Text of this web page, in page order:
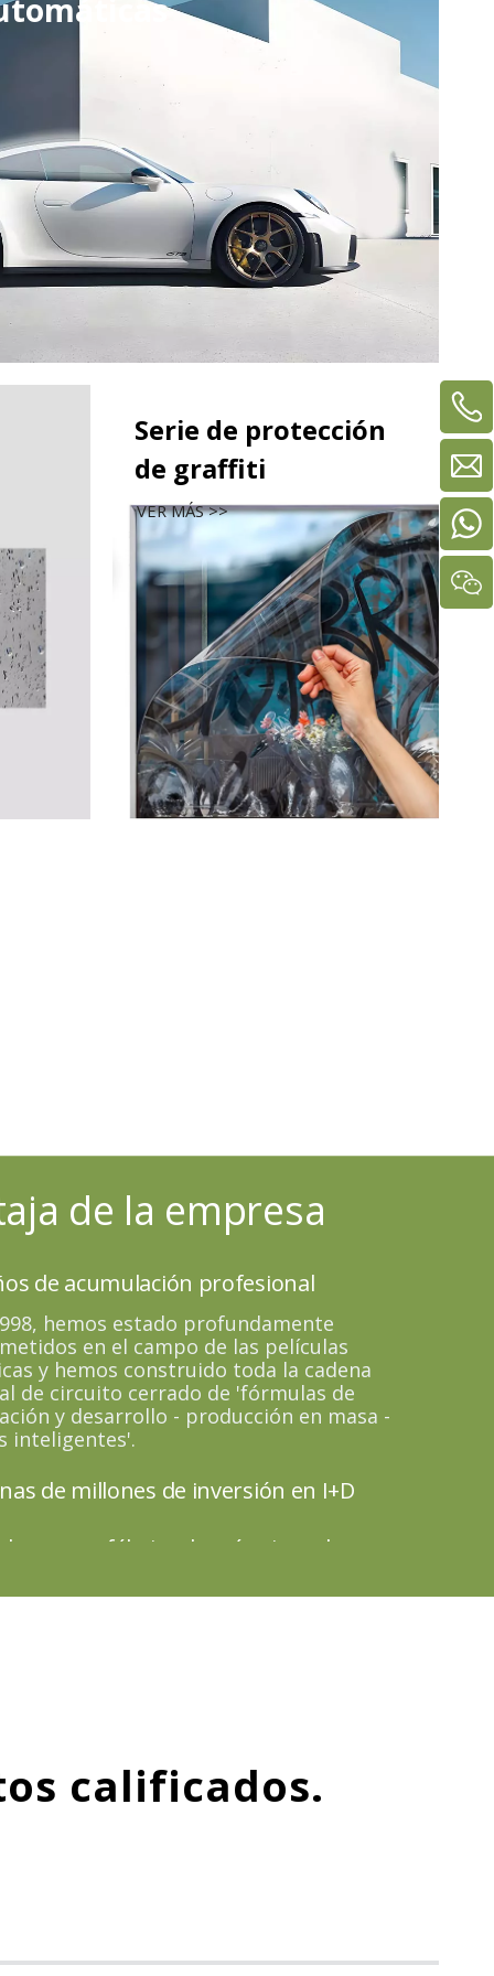
Serie de protección
de graffiti
VER MÁS >>
de la empresa
de acumulación profesional
hemos estado profundamente
en el campo de las películas
y hemos construido toda la cadena
de circuito cerrado de 'fórmulas de
y desarrollo - producción en masa -
inteligentes'.
de millones de inversión en I+D
una fábrica de máquinas de
calificados.